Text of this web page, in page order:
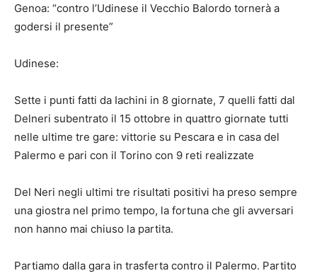
Genoa: “contro l’Udinese il Vecchio Balordo tornerà a
godersi il presente”
Udinese:
Sette i punti fatti da Iachini in 8 giornate, 7 quelli fatti dal
Delneri subentrato il 15 ottobre in quattro giornate tutti
nelle ultime tre gare: vittorie su Pescara e in casa del
Palermo e pari con il Torino con 9 reti realizzate
Del Neri negli ultimi tre risultati positivi ha preso sempre
una giostra nel primo tempo, la fortuna che gli avversari
non hanno mai chiuso la partita.
Partiamo dalla gara in trasferta contro il Palermo. Partito